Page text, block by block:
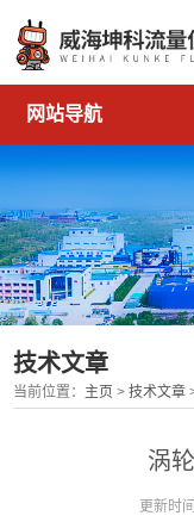
网站导航
技术文章
当前位置： 主页 >技术文章
涡
更新时